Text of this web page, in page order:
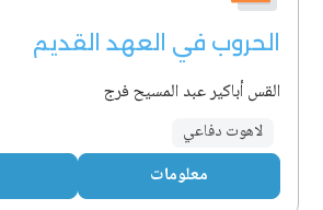
الحروب في العهد القديم
القس أباكير عبد المسيح فرج
لاهوت دفاعي
معلومات